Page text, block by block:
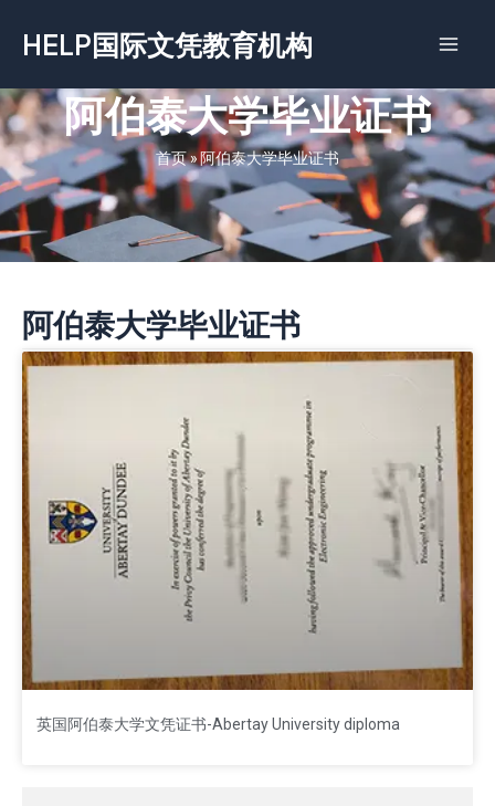
容
HELP国际文凭教育机构
阿伯泰大学毕业证书
首页»阿伯泰大学毕业证书
阿伯泰大学毕业证书
英国阿伯泰大学文凭证书-Abertay University diploma